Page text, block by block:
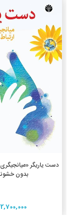
افزودن به
دست یاریگر
بدون
2,700,000 ريال